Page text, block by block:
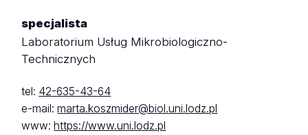
specjalista
Laboratorium Usług Mikrobiologiczno-
Technicznych
tel: 42-635-43-64
e-mail:marta.koszmider@biol.uni.lodz.pl
www:https://www.uni.lodz.pl